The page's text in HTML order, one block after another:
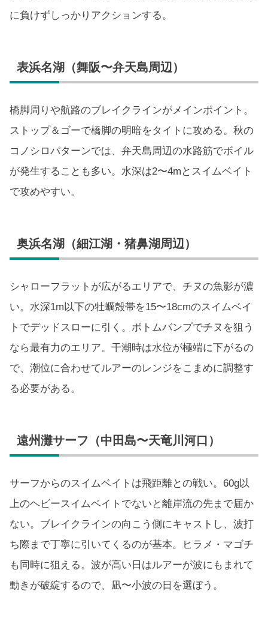
に負けずしっかりアクションする。
表浜名湖（舞阪〜弁天島周辺）
橋脚周りや航路のブレイクラインがメインポイント。
ストップ＆ゴーで橋脚の明暗をタイトに攻める。秋の
コノシロパターンでは、弁天島周辺の水路筋でボイル
が発生することも多い。水深は2〜4mとスイムベイト
で攻めやすい。
奥浜名湖（細江湖・猪鼻湖周辺）
シャローフラットが広がるエリアで、チヌの魚影が濃
い。水深1m以下の牡蠣殻帯を15〜18cmのスイムベイ
トでデッドスローに引く。ボトムバンプでチヌを狙う
なら最有力のエリア。干潮時は水位が極端に下がるの
で、潮位に合わせてルアーのレンジをこまめに調整す
る必要がある。
遠州灘サーフ（中田島〜天竜川河口）
サーフからのスイムベイトは飛距離との戦い。60g以
上のヘビースイムベイトでないと離岸流の先まで届か
ない。ブレイクラインの向こう側にキャストし、波打
ち際まで丁寧に引いてくるのが基本。ヒラメ・マゴチ
も同時に狙える。波が高い日はルアーが波にもまれて
動きが破綻するので、凪〜小波の日を選ぼう。